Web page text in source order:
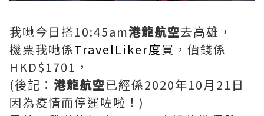
我哋今日搭10:45am港龍航空去高雄，
機票我哋係TravelLiker度買，價錢係
HKD$1701，
(後記： 港龍航空已經係2020年10月21日
因為疫情而停運咗啦！)